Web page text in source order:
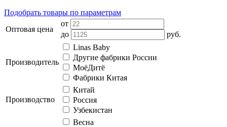
Подобрать товары по параметрам
Оптовая цена
от
до
руб.
Производитель
Linas Baby
Другие фабрики России
МоёДитё
Фабрики Китая
Производство
Китай
Россия
Узбекистан
Весна